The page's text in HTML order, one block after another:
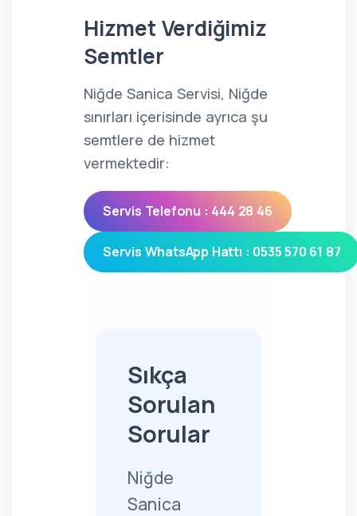
Hizmet Verdiğimiz
Semtler
Niğde Sanica Servisi, Niğde
sınırları içerisinde ayrıca şu
semtlere de hizmet
vermektedir:
Servis Telefonu : 444 28 46
Servis WhatsApp Hattı : 0535 570 61 87
Sıkça
Sorulan
Sorular
Niğde
Sanica